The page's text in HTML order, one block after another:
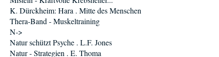
K. Dürckheim: Hara . Mitte des Menschen
Thera-Band - Muskeltraining
N->
Natur schützt Psyche . L.F. Jones
Natur - Strategien . E. Thoma